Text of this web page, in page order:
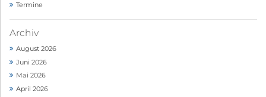
Termine
Archiv
August 2026
Juni 2026
Mai 2026
April 2026